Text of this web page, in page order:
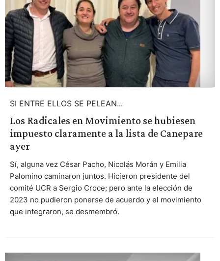
SI ENTRE ELLOS SE PELEAN...
Los Radicales en Movimiento se hubiesen
impuesto claramente a la lista de Canepare
ayer
Sí, alguna vez César Pacho, Nicolás Morán y Emilia
Palomino caminaron juntos. Hicieron presidente del
comité UCR a Sergio Croce; pero ante la elección de
2023 no pudieron ponerse de acuerdo y el movimiento
que integraron, se desmembró.